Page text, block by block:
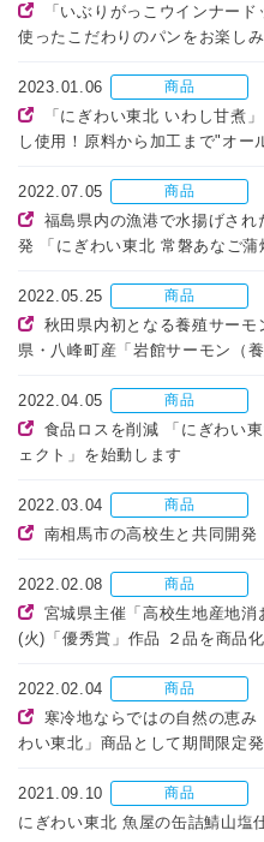
「いぶりがっこウインナー
使ったこだわりのパンをお楽しみ
2023.01.06 商品
「にぎわい東北 いわし甘煮
し使用！原料から加工まで"オー
2022.07.05 商品
福島県内の漁港で水揚げさ
発 「にぎわい東北 常磐あなご蒲
2022.05.25 商品
秋田県内初となる養殖サーモ
県・八峰町産「岩館サーモン（
2022.04.05 商品
食品ロスを削減 「にぎわい
ェクト」を始動します
2022.03.04 商品
南相馬市の高校生と共同開
2022.02.08 商品
宮城県主催「高校生地産地
(火)「優秀賞」作品 ２品を商品
2022.02.04 商品
寒冷地ならではの自然の恵
わい東北」商品として期間限定発
2021.09.10 商品
にぎわい東北 魚屋の缶詰鯖山塩